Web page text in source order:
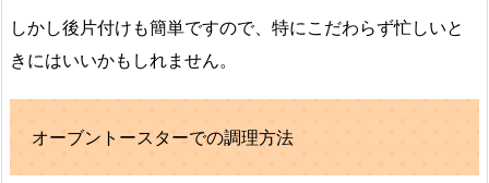
しかし後片付けも簡単ですので、特にこだわらず忙しいと
きにはいいかもしれません。
オーブントースターでの調理方法